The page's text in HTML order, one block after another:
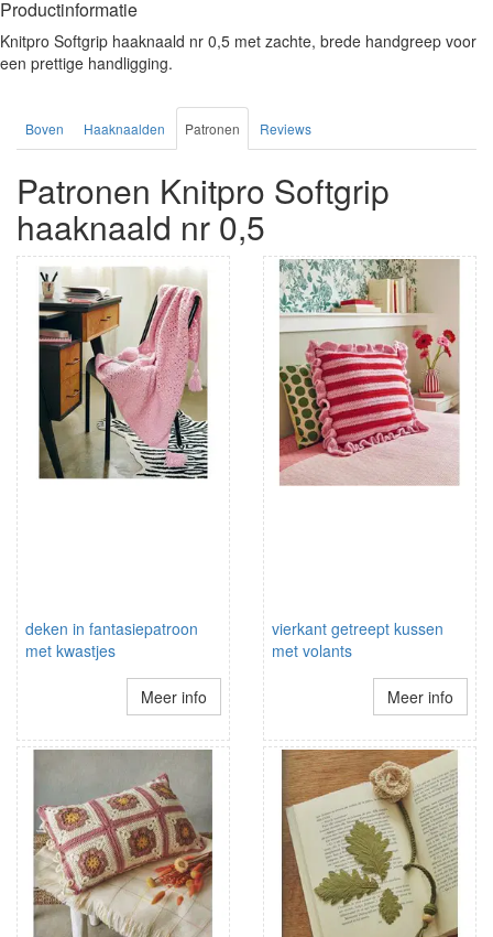
Productinformatie
Knitpro Softgrip haaknaald nr 0,5 met zachte, brede handgreep voor
een prettige handligging.
Boven Haaknaalden Patronen Reviews
Patronen Knitpro Softgrip
haaknaald nr 0,5
deken in fantasiepatroon
met kwastjes
Meer info
vierkant getreept kussen
met volants
Meer info